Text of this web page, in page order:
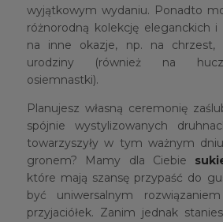
wyjątkowym wydaniu. Ponadto
różnorodną kolekcję eleganckich
na inne okazje, np. na chrzest,
urodziny (również na
osiemnastki).
Planujesz własną ceremonię
spójnie wystylizowanych
towarzyszyły w tym ważnym
gronem? Mamy dla Ciebie
które mają szansę przypaść do
być uniwersalnym
przyjaciółek. Zanim jednak